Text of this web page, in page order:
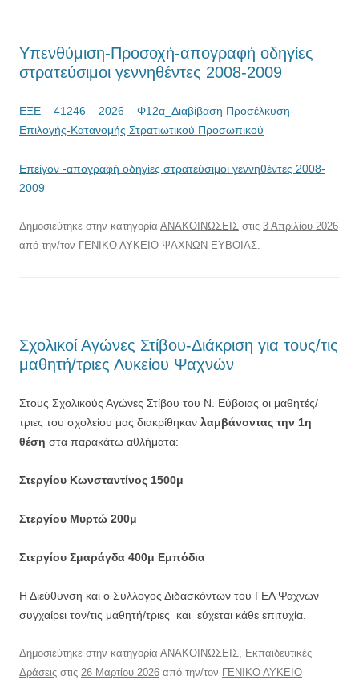
Υπενθύμιση-Προσοχή-απογραφή οδηγίες
στρατεύσιμοι γεννηθέντες 2008-2009
ΕΞΕ – 41246 – 2026 – Φ12α_Διαβίβαση Προσέλκυση-
Επιλογής-Κατανομής Στρατιωτικού Προσωπικού
Επείγον -απογραφή οδηγίες στρατεύσιμοι γεννηθέντες 2008-
2009
Δημοσιεύτηκε στην κατηγορία ΑΝΑΚΟΙΝΩΣΕΙΣ στις 3 Απριλίου 2026
από την/τον ΓΕΝΙΚΟ ΛΥΚΕΙΟ ΨΑΧΝΩΝ ΕΥΒΟΙΑΣ
Σχολικοί Αγώνες Στίβου-Διάκριση για τους/τις
μαθητή/τριες Λυκείου Ψαχνών
Στους Σχολικούς Αγώνες Στίβου του Ν. Εύβοιας οι μαθητές/
τριες του σχολείου μας διακρίθηκαν λαμβάνοντας την 1η
θέση στα παρακάτω αθλήματα:
Στεργίου Κωνσταντίνος 1500μ
Στεργίου Μυρτώ 200μ
Στεργίου Σμαράγδα 400μ Εμπόδια
Η Διεύθυνση και ο Σύλλογος Διδασκόντων του ΓΕΛ Ψαχνών
συγχαίρει τον/τις μαθητή/τριες και εύχεται κάθε επιτυχία.
Δημοσιεύτηκε στην κατηγορία ΑΝΑΚΟΙΝΩΣΕΙΣ
Εκπαιδευτικές
Δράσεις στις 26 Μαρτίου 2026 από την/τον ΓΕΝΙΚΟ ΛΥΚΕΙΟ